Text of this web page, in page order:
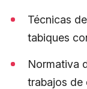
Técnicas
tabiques
Normativa
trabajos de